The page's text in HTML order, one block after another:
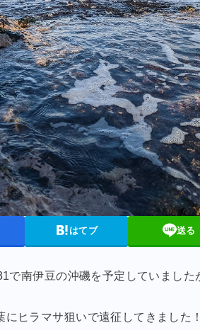
はてブ 送る
で南伊豆の沖磯を予定していました
ヒラマサ狙いで遠征してきました